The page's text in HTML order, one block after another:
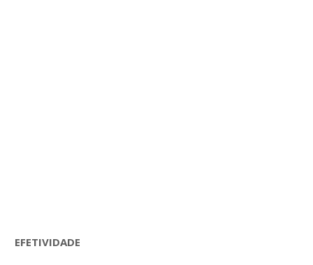
EFETIVIDADE